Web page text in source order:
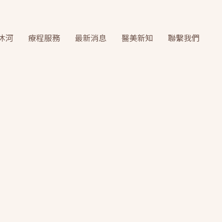
河 療程服務 最新消息 醫美新知 聯繫我們